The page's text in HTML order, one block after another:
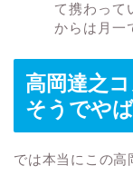
て携わって
からは月一
高岡達之
そうでや
では本当にこの高